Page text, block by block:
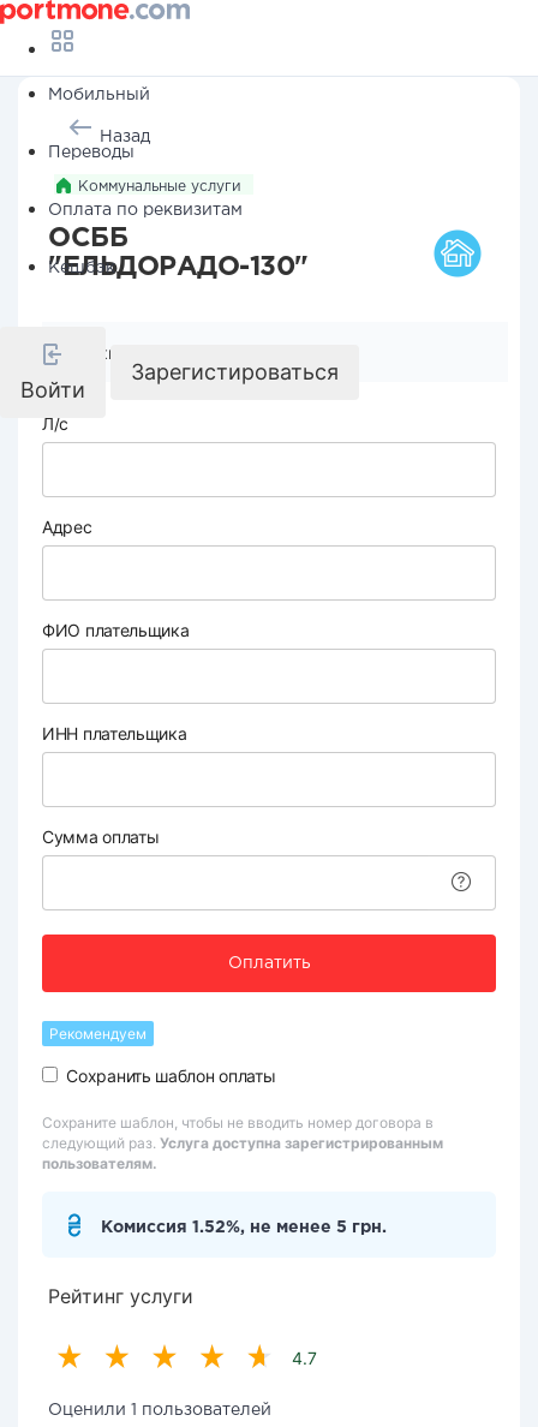
Мобильный
Переводы
Оплата по реквизитам
Кешбэк
Войти
Зарегистироваться
Назад
Коммунальные услуги
ОСББ
"ЕЛЬДОРАДО-130"
Реквизиты компании
Л/с
Адрес
ФИО плательщика
ИНН плательщика
Сумма оплаты
Оплатить
Рекомендуем
Сохранить шаблон оплаты
Сохраните шаблон, чтобы не вводить номер договора в
следующий раз. Услуга доступна зарегистрированным
пользователям.
Комиссия 1.52%, не менее 5 грн.
Рейтинг услуги
4.7
Оценили 1 пользователей